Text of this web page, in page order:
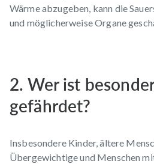
Wärme abzugeben, kann die
und möglicherweise Organe
2. Wer ist
gefährdet?
Insbesondere Kinder, ältere
Übergewichtige und Menschen